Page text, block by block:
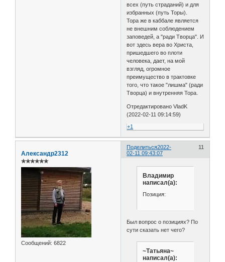
всех (путь страданий) и для
избранных (путь Торы).
Тора же в каббале является
не внешним соблюдением
заповедей, а "ради Творца". И
вот здесь вера во Христа,
пришедшего во плоти
человека, дает, на мой
взгляд, огромное
преимущество в трактовке
того, что такое "лишма" (ради
Творца) и внутренняя Тора.
Отредактировано VladK
(2022-02-11 09:14:59)
+1
Поделиться 11
2022-
02-11 09:43:07
Александр2312
✯✯✯✯✯✯
Сообщений: 6822
Владимир
написал(а):
Позиция:
Был вопрос о позициях? По
сути сказать нет чего?
~Татьяна~
написал(а):